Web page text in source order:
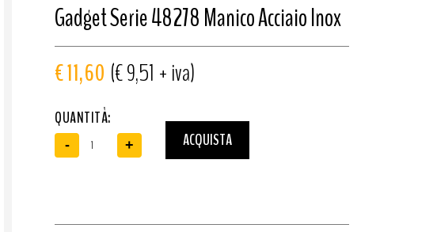
Gadget Serie 48278 Manico Acciaio Inox
€ 11,60 (€ 9,51 + iva)
QUANTITÀ:
- + ACQUISTA